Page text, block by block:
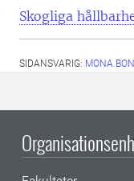
Skogliga
SIDANSVARIG: